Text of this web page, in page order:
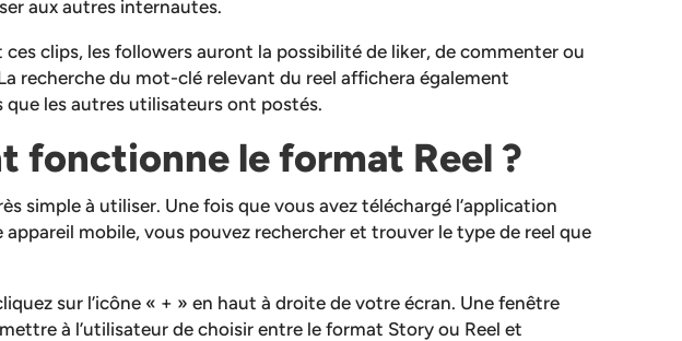
aux autres internautes.
ces clips, les followers auront la possibilité de liker, de commenter ou
recherche du mot-clé relevant du reel affichera également
que les autres utilisateurs ont postés.
fonctionne le format Reel ?
simple à utiliser. Une fois que vous avez téléchargé l’application
mobile, vous pouvez rechercher et trouver le type de reel que
sur l’icône « + » en haut à droite de votre écran. Une fenêtre
à l’utilisateur de choisir entre le format Story ou Reel et